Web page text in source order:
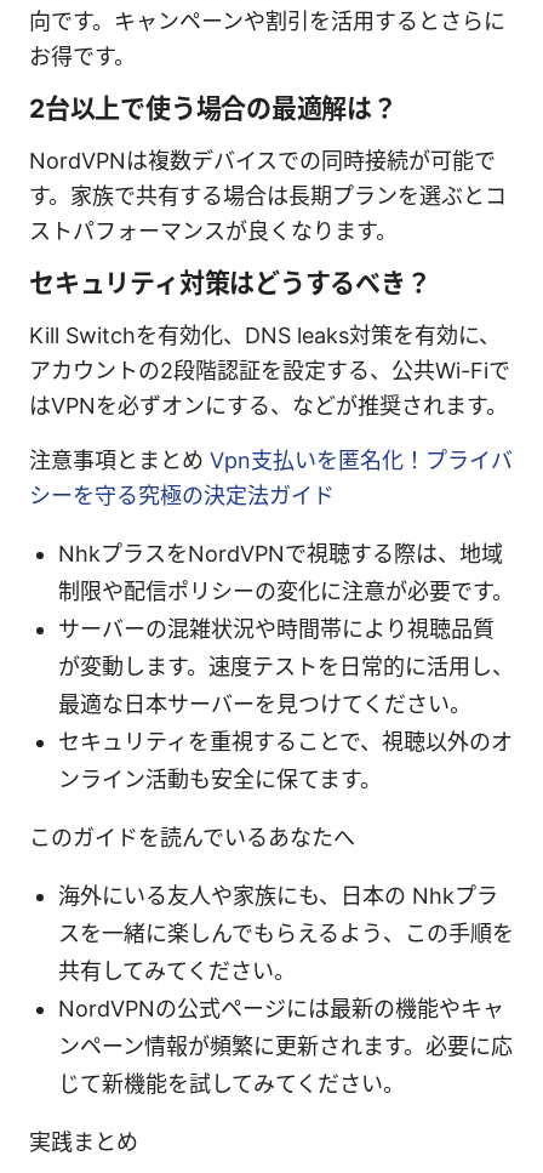
向です。キャンペーンや割引を活用するとさらに
お得です。
2台以上で使う場合の最適解は？
NordVPNは複数デバイスでの同時接続が可能で
す。家族で共有する場合は長期プランを選ぶとコ
ストパフォーマンスが良くなります。
セキュリティ対策はどうするべき？
Kill Switchを有効化、DNS leaks対策を有効に、
アカウントの2段階認証を設定する、公共Wi-Fiで
はVPNを必ずオンにする、などが推奨されます。
注意事項とまとめ Vpn支払いを匿名化！プライバ
シーを守る究極の決定法ガイド
NhkプラスをNordVPNで視聴する際は、地域
制限や配信ポリシーの変化に注意が必要です。
サーバーの混雑状況や時間帯により視聴品質
が変動します。速度テストを日常的に活用し、
最適な日本サーバーを見つけてください。
セキュリティを重視することで、視聴以外のオ
ンライン活動も安全に保てます。
このガイドを読んでいるあなたへ
海外にいる友人や家族にも、日本の Nhkプラ
スを一緒に楽しんでもらえるよう、この手順を
共有してみてください。
NordVPNの公式ページには最新の機能やキャ
ンペーン情報が頻繁に更新されます。必要に応
じて新機能を試してみてください。
実践まとめ